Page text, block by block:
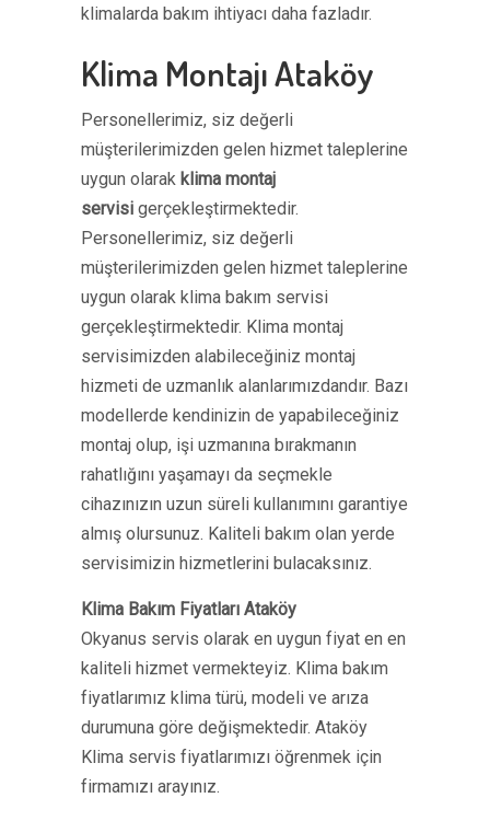
klimalarda bakım ihtiyacı daha fazladır.
Klima Montajı Ataköy
Personellerimiz, siz değerli
müşterilerimizden gelen hizmet taleplerine
uygun olarak klima montaj
servisi gerçekleştirmektedir.
Personellerimiz, siz değerli
müşterilerimizden gelen hizmet taleplerine
uygun olarak klima bakım servisi
gerçekleştirmektedir. Klima montaj
servisimizden alabileceğiniz montaj
hizmeti de uzmanlık alanlarımızdandır. Bazı
modellerde kendinizin de yapabileceğiniz
montaj olup, işi uzmanına bırakmanın
rahatlığını yaşamayı da seçmekle
cihazınızın uzun süreli kullanımını garantiye
almış olursunuz. Kaliteli bakım olan yerde
servisimizin hizmetlerini bulacaksınız.
Klima Bakım Fiyatları Ataköy
Okyanus servis olarak en uygun fiyat en en
kaliteli hizmet vermekteyiz. Klima bakım
fiyatlarımız klima türü, modeli ve arıza
durumuna göre değişmektedir. Ataköy
Klima servis fiyatlarımızı öğrenmek için
firmamızı arayınız.